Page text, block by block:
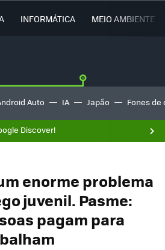
INFORMÁTICA MEIO AMBIENTE
Auto IA Japão Fones de
Discover!
enorme problema
juvenil. Pasme:
pagam para